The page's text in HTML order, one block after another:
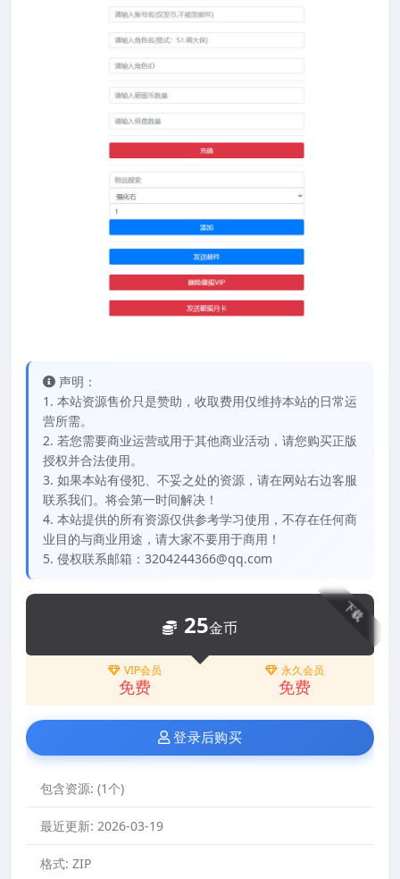
声明：
1. 本站资源售价只是赞助，收取费用仅维持本站的日常运
营所需。
2. 若您需要商业运营或用于其他商业活动，请您购买正版
授权并合法使用。
3. 如果本站有侵犯、不妥之处的资源，请在网站右边客服
联系我们。将会第一时间解决！
4. 本站提供的所有资源仅供参考学习使用，不存在任何商
业目的与商业用途，请大家不要用于商用！
5. 侵权联系邮箱：3204244366@qq.com
下载
25金币
VIP会员
免费
永久会员
免费
登录后购买
包含资源: (1个)
最近更新: 2026-03-19
格式: ZIP